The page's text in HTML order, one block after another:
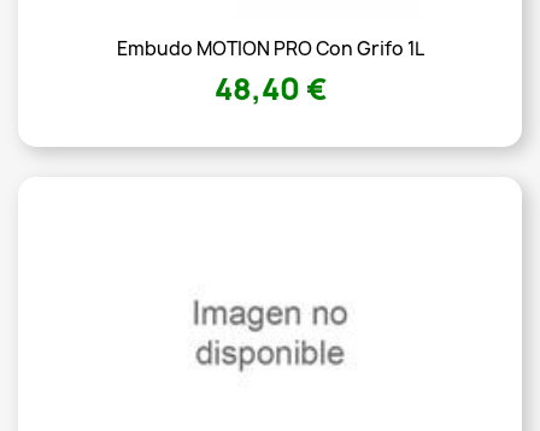
Embudo MOTION PRO Con Grifo 1L
48,40 €